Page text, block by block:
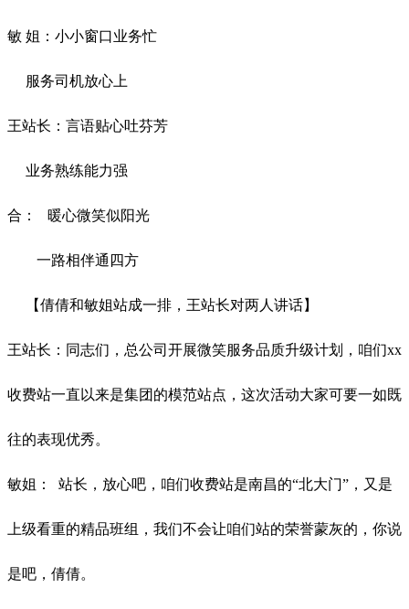
敏 姐：小小窗口业务忙
服务司机放心上
王站长：言语贴心吐芬芳
业务熟练能力强
合： 暖心微笑似阳光
一路相伴通四方
【倩倩和敏姐站成一排，王站长对两人讲话】
王站长：同志们，总公司开展微笑服务品质升级计划，咱们xx
收费站一直以来是集团的模范站点，这次活动大家可要一如既
往的表现优秀。
敏姐： 站长，放心吧，咱们收费站是南昌的“北大门”，又是
上级看重的精品班组，我们不会让咱们站的荣誉蒙灰的，你说
是吧，倩倩。